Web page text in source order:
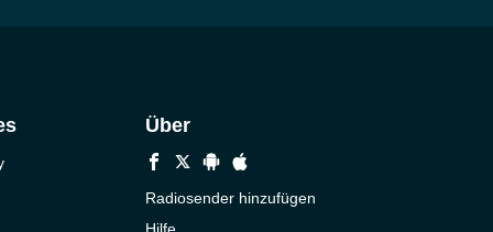
Über
Radiosender hinzufügen